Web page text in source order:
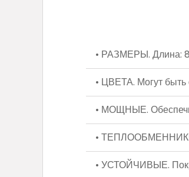
• РАЗМЕРЫ. Длина:
• ЦВЕТА. Могут
• МОЩНЫЕ.
• ТЕПЛООБМЕННИКИ.
• УСТОЙЧИВЫЕ.